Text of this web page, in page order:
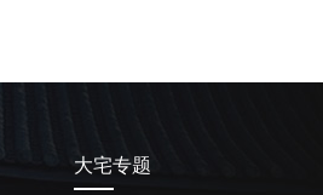
大宅专题